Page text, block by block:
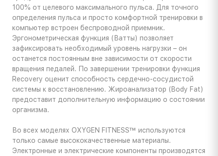
100% от целевого максимального пульса. Для точного
определения пульса и просто комфортной тренировки в
компьютер встроен беспроводной приемник.
Эргонометрическая функция (Ватты) позволяет
зафиксировать необходимый уровень нагрузки – он
останется постоянным вне зависимости от скорости
вращения педалей. По завершении тренировки функция
Recovery оценит способность сердечно-сосудистой
системы к восстановлению. Жироанализатор (Body Fat)
предоставит дополнительную информацию o состоянии
организма.
Во всех моделях OXYGEN FITNESS™ используются
только самые высококачественные материалы.
Электронные и электрические компоненты производятся